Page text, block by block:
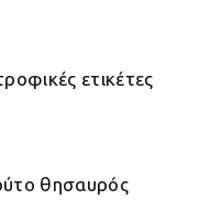
ετικέτες
θησαυρός